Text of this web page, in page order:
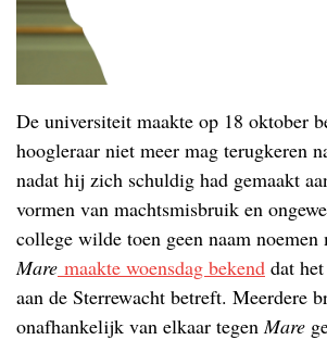
De universiteit maakte op 18 oktober
hoogleraar niet meer mag terugkeren
nadat hij zich schuldig had gemaakt
vormen van machtsmisbruik en
college wilde toen geen naam noemen
Mare maakte woensdag bekend dat
aan de Sterrewacht betreft. Meerdere
onafhankelijk van elkaar tegenMare